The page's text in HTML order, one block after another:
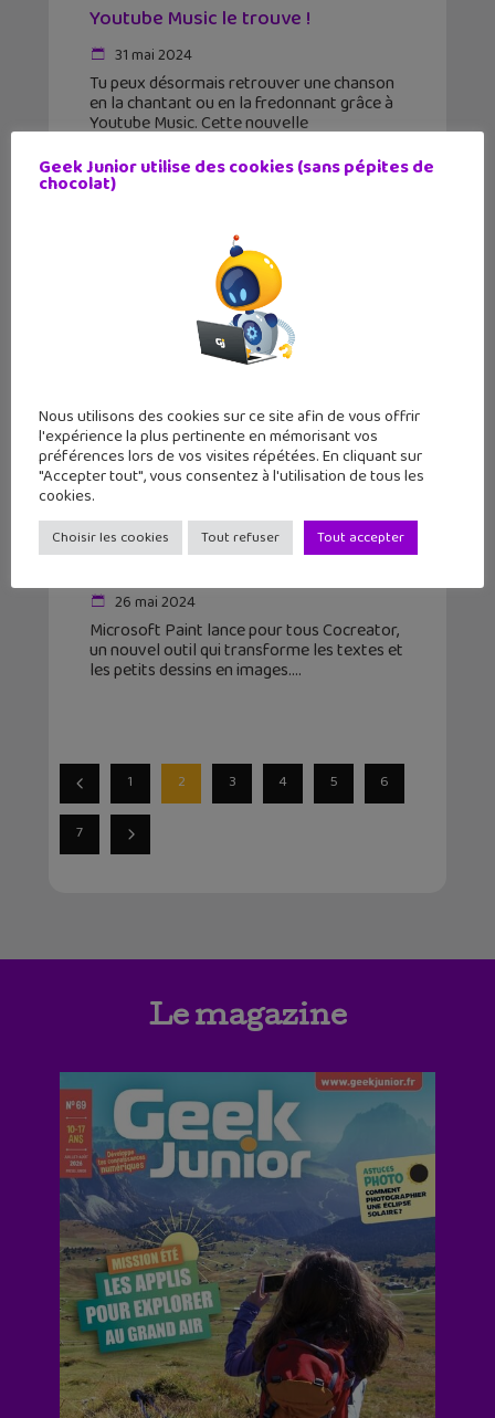
Youtube Music le trouve !
31 mai 2024
Tu peux désormais retrouver une chanson
en la chantant ou en la fredonnant grâce à
Youtube Music. Cette nouvelle
efficace !
Microsoft Paint lance Cocreator
26 mai 2024
Microsoft Paint lance pour tous Cocreator,
un nouvel outil qui transforme les textes et
les petits dessins en images.
1 2 3 4 5 6
7
Le magazine
Geek Junior utilise des cookies (sans pépites de
chocolat)
Nous utilisons des cookies sur ce site afin de vous offrir
l'expérience la plus pertinente en mémorisant vos
préférences lors de vos visites répétées. En cliquant sur
"Accepter tout", vous consentez à l'utilisation de tous les
cookies.
Choisir les cookies Tout refuser Tout accepter